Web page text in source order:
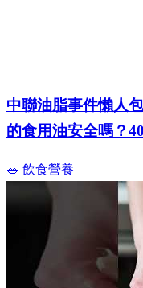
中聯油脂事件懶人
的食用油安全嗎？
🥗 飲食營養